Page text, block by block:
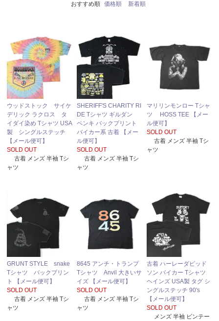
おすすめ順 価格順 新着順
ウッドストック サイケ
デリック ラクロス タ
イダイ染め Tシャツ USA
製 シングルステッチ
【メール便可】
SOLD OUT
古着 メンズ 半袖 Tシ
ャツ
SHERIFF'S CHARITY RI
DE Tシャツ ギルダン
ペンキ バックプリント
バイカー系 古着 【メー
ル便可】
SOLD OUT
古着 メンズ 半袖 Tシ
ャツ
マリリンモンロー Tシャ
ツ HOSS TEE 【メー
ル便可】
SOLD OUT
古着 メンズ 半袖 Tシ
ャツ
GRUNT STYLE snake
Tシャツ バックプリン
ト 【メール便可】
SOLD OUT
古着 メンズ 半袖 Tシ
ャツ
8645 アンチ・トランプ
Tシャツ Anvil 大きいサ
イズ 【メール便可】
SOLD OUT
古着 メンズ 半袖 Tシ
ャツ
古着 ハーレーダビッド
ソン バイカー Tシャツ
ヘインズ USA製 タグ シ
ングルステッチ 90's
【メール便可】
SOLD OUT
メンズ 半袖 ビンテー